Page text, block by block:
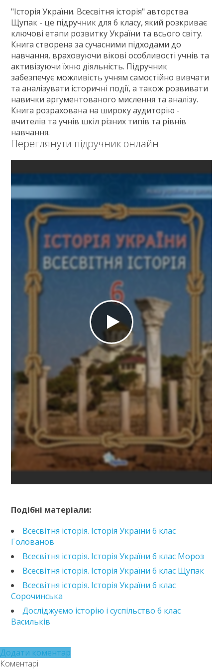
Зв'язок
Політика
"Історія України. Всесвітня історія" авторства
Щупак - це підручник для 6 класу, який розкриває
ключові етапи розвитку України та всього світу.
Книга створена за сучасними підходами до
навчання, враховуючи вікові особливості учнів та
активізуючи їхню діяльність. Підручник
забезпечує можливість учням самостійно вивчати
та аналізувати історичні події, а також розвивати
навички аргументованого мислення та аналізу.
Книга розрахована на широку аудиторію -
вчителів та учнів шкіл різних типів та рівнів
навчання.
Переглянути підручник онлайн
Подібні матеріали:
Всесвітня історія. Історія України 6 клас
Голованов
Всесвітня історія. Історія України 6 клас Мороз
Всесвітня історія. Історія України 6 клас Щупак
Всесвітня історія. Історія України 6 клас
Сорочинська
Досліджуємо історію і суспільство 6 клас
Васильків
Додати коментар
Коментарі